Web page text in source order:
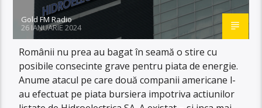
Gold FM Radio
26 IANUARIE 2024
Românii nu prea au bagat în seamă o stire cu
posibile consecinte grave pentru piata de energie.
Anume atacul pe care două companii americane l-
au efectuat pe piata bursiera impotriva actiunilor